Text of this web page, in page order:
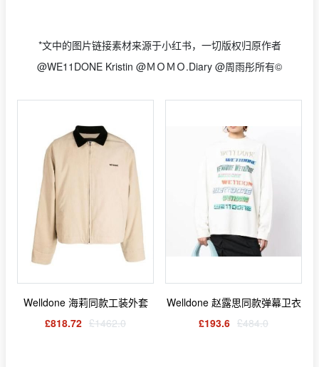
*文中的图片链接素材来源于小红书，一切版权归原作者
@WE11DONE Kristin @ＭＯＭＯ.Diary @周雨彤所有©
Welldone 海莉同款工装外套
£818.72 £1462.0
Welldone 赵露思同款弹幕卫衣
£193.6 £484.0